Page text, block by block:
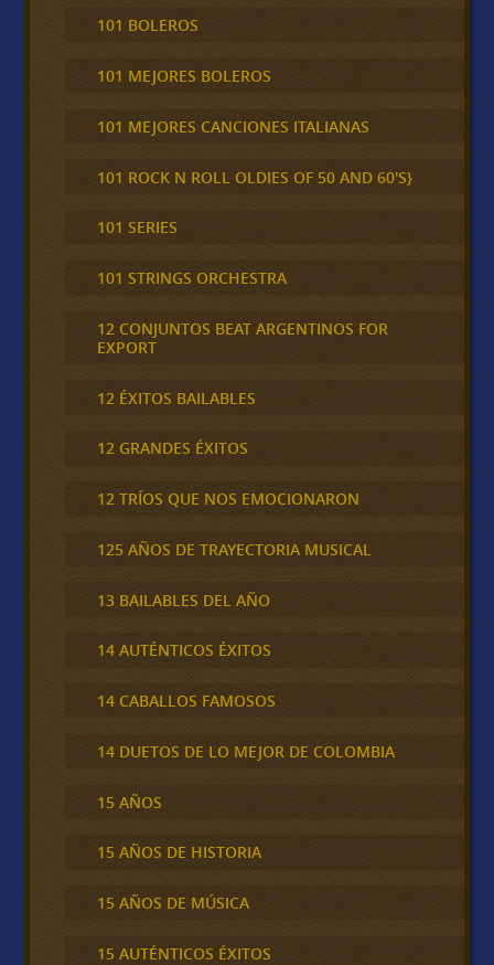
101 BOLEROS
101 MEJORES BOLEROS
101 MEJORES CANCIONES ITALIANAS
101 ROCK N ROLL OLDIES OF 50 AND 60'S}
101 SERIES
101 STRINGS ORCHESTRA
12 CONJUNTOS BEAT ARGENTINOS FOR
EXPORT
12 ÉXITOS BAILABLES
12 GRANDES ÉXITOS
12 TRÍOS QUE NOS EMOCIONARON
125 AÑOS DE TRAYECTORIA MUSICAL
13 BAILABLES DEL AÑO
14 AUTÉNTICOS ÉXITOS
14 CABALLOS FAMOSOS
14 DUETOS DE LO MEJOR DE COLOMBIA
15 AÑOS
15 AÑOS DE HISTORIA
15 AÑOS DE MÚSICA
15 AUTÉNTICOS ÉXITOS